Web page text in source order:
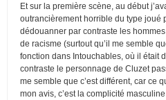
Et sur la première scène, au début
outrancièrement horrible du type joué
dédouanner par contraste les
de racisme (surtout qu’il me semble
fonction dans Intouchables, où il était
contraste le personnage de Cluzet
me semble que c’est différent, car ce
mon avis, c’est la complicité